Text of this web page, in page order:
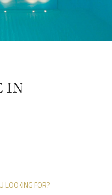
IN
LOOKING FOR?